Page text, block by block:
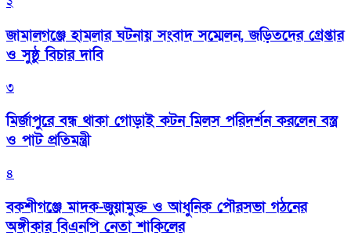
জামালগঞ্জে হামলার ঘটনায় সংবাদ সম্মেলন, জড়িতদের গ্রেপ্তার
ও সুষ্ঠু বিচার দাবি
৩
মির্জাপুরে বন্ধ থাকা গোড়াই কটন মিলস পরিদর্শন করলেন বস্ত্র
ও পাট প্রতিমন্ত্রী
৪
বকশীগঞ্জে মাদক-জুয়ামুক্ত ও আধুনিক পৌরসভা গঠনের
অঙ্গীকার বিএনপি নেতা শাকিলের